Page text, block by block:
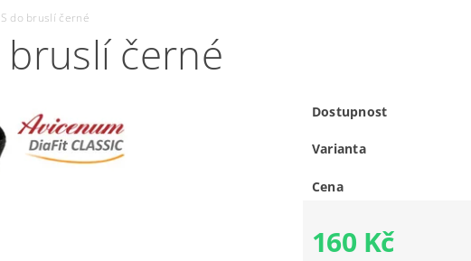
do bruslí černé
bruslí černé
Dostupnost
Varianta
Cena
160 Kč